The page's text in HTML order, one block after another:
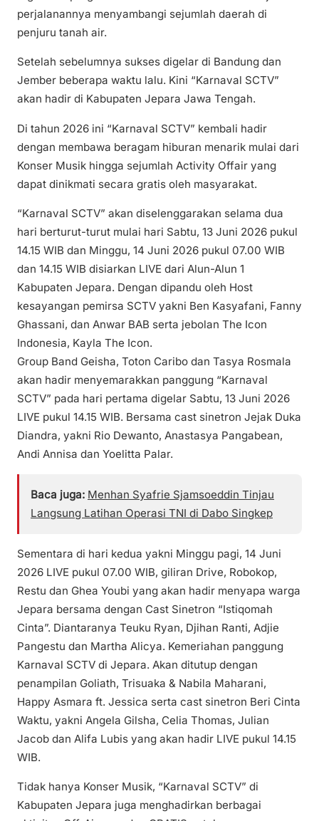
perjalanannya menyambangi sejumlah daerah di
penjuru tanah air.
Setelah sebelumnya sukses digelar di Bandung dan
Jember beberapa waktu lalu. Kini “Karnaval SCTV”
akan hadir di Kabupaten Jepara Jawa Tengah.
Di tahun 2026 ini “Karnaval SCTV” kembali hadir
dengan membawa beragam hiburan menarik mulai dari
Konser Musik hingga sejumlah Activity Offair yang
dapat dinikmati secara gratis oleh masyarakat.
“Karnaval SCTV” akan diselenggarakan selama dua
hari berturut-turut mulai hari Sabtu, 13 Juni 2026 pukul
14.15 WIB dan Minggu, 14 Juni 2026 pukul 07.00 WIB
dan 14.15 WIB disiarkan LIVE dari Alun-Alun 1
Kabupaten Jepara. Dengan dipandu oleh Host
kesayangan pemirsa SCTV yakni Ben Kasyafani, Fanny
Ghassani, dan Anwar BAB serta jebolan The Icon
Indonesia, Kayla The Icon.
Group Band Geisha, Toton Caribo dan Tasya Rosmala
akan hadir menyemarakkan panggung “Karnaval
SCTV” pada hari pertama digelar Sabtu, 13 Juni 2026
LIVE pukul 14.15 WIB. Bersama cast sinetron Jejak Duka
Diandra, yakni Rio Dewanto, Anastasya Pangabean,
Andi Annisa dan Yoelitta Palar.
Baca juga: Menhan Syafrie Sjamsoeddin Tinjau
Langsung Latihan Operasi TNI di Dabo Singkep
Sementara di hari kedua yakni Minggu pagi, 14 Juni
2026 LIVE pukul 07.00 WIB, giliran Drive, Robokop,
Restu dan Ghea Youbi yang akan hadir menyapa warga
Jepara bersama dengan Cast Sinetron “Istiqomah
Cinta”. Diantaranya Teuku Ryan, Djihan Ranti, Adjie
Pangestu dan Martha Alicya. Kemeriahan panggung
Karnaval SCTV di Jepara. Akan ditutup dengan
penampilan Goliath, Trisuaka & Nabila Maharani,
Happy Asmara ft. Jessica serta cast sinetron Beri Cinta
Waktu, yakni Angela Gilsha, Celia Thomas, Julian
Jacob dan Alifa Lubis yang akan hadir LIVE pukul 14.15
WIB.
Tidak hanya Konser Musik, “Karnaval SCTV” di
Kabupaten Jepara juga menghadirkan berbagai